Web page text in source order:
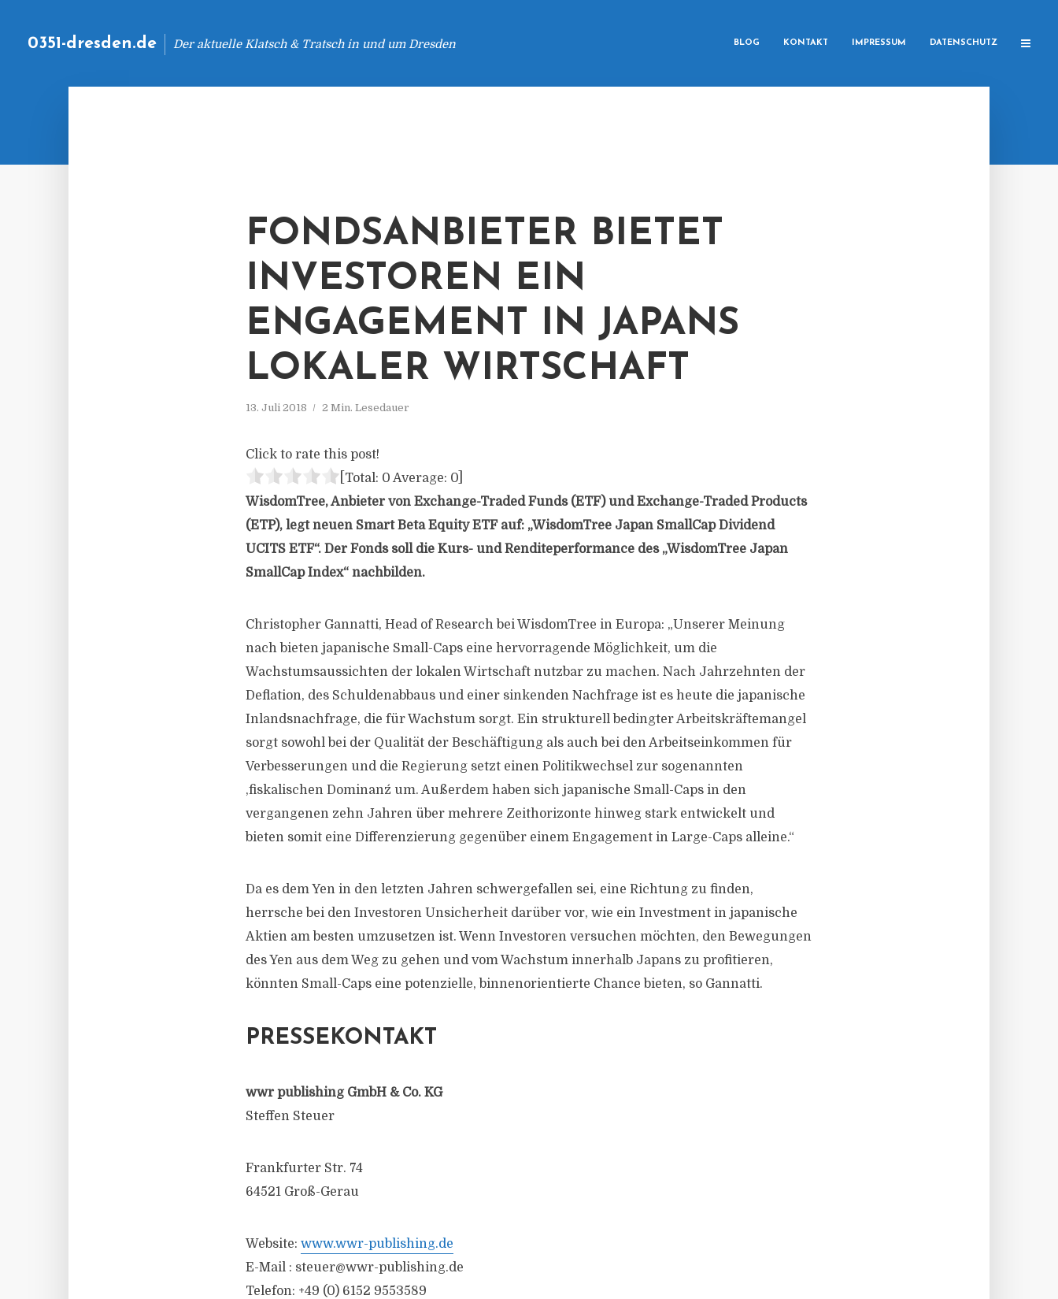
0351-dresden.de Der aktuelle Klatsch & Tratsch in und um Dresden BLOG KONTAKT IMPRESSUM DATENSCHUTZ
FONDSANBIETER BIETET
INVESTOREN EIN
ENGAGEMENT IN JAPANS
LOKALER WIRTSCHAFT
13. Juli 2018 2 Min. Lesedauer
Click to rate this post!
[Total: 0 Average: 0
WisdomTree, Anbieter von Exchange-Traded Funds (ETF) und Exchange-Traded Products
(ETP), legt neuen Smart Beta Equity ETF auf: „WisdomTree Japan SmallCap Dividend
UCITS ETF“. Der Fonds soll die Kurs- und Renditeperformance des „WisdomTree Japan
SmallCap Index“ nachbilden.
Christopher Gannatti, Head of Research bei WisdomTree in Europa: „Unserer Meinung
nach bieten japanische Small-Caps eine hervorragende Möglichkeit, um die
Wachstumsaussichten der lokalen Wirtschaft nutzbar zu machen. Nach Jahrzehnten der
Deflation, des Schuldenabbaus und einer sinkenden Nachfrage ist es heute die japanische
Inlandsnachfrage, die für Wachstum sorgt. Ein strukturell bedingter Arbeitskräftemangel
sorgt sowohl bei der Qualität der Beschäftigung als auch bei den Arbeitseinkommen für
Verbesserungen und die Regierung setzt einen Politikwechsel zur sogenannten
,fiskalischen Dominanz´ um. Außerdem haben sich japanische Small-Caps in den
vergangenen zehn Jahren über mehrere Zeithorizonte hinweg stark entwickelt und
bieten somit eine Differenzierung gegenüber einem Engagement in Large-Caps alleine.“
Da es dem Yen in den letzten Jahren schwergefallen sei, eine Richtung zu finden,
herrsche bei den Investoren Unsicherheit darüber vor, wie ein Investment in japanische
Aktien am besten umzusetzen ist. Wenn Investoren versuchen möchten, den Bewegungen
des Yen aus dem Weg zu gehen und vom Wachstum innerhalb Japans zu profitieren,
könnten Small-Caps eine potenzielle, binnenorientierte Chance bieten, so Gannatti.
PRESSEKONTAKT
wwr publishing GmbH & Co. KG
Steffen Steuer
Frankfurter Str. 74
64521 Groß-Gerau
Website: www.wwr-publishing.de
E-Mail : steuer@wwr-publishing.de
Telefon: +49 (0) 6152 9553589